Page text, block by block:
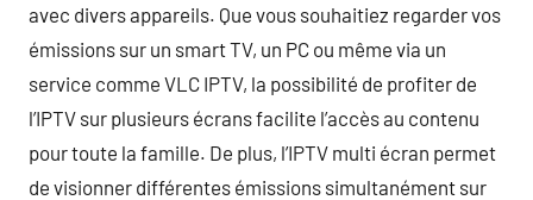
avec divers appareils. Que vous souhaitiez regarder vos
émissions sur un smart TV, un PC ou même via un
service comme VLC IPTV, la possibilité de profiter de
l’IPTV sur plusieurs écrans facilite l’accès au contenu
pour toute la famille. De plus, l’IPTV multi écran permet
de visionner différentes émissions simultanément sur